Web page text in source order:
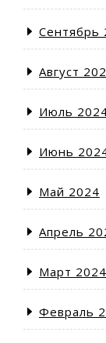
Сентябрь
Август
Июль
Июнь
Май 2024
Апрель
Март 2024
Февраль